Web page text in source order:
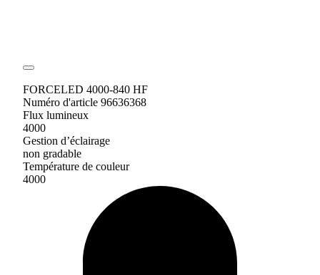
FORCELED 4000-840 HF
Numéro d'article 96636368
Flux lumineux
4000
Gestion d’éclairage
non gradable
Température de couleur
4000